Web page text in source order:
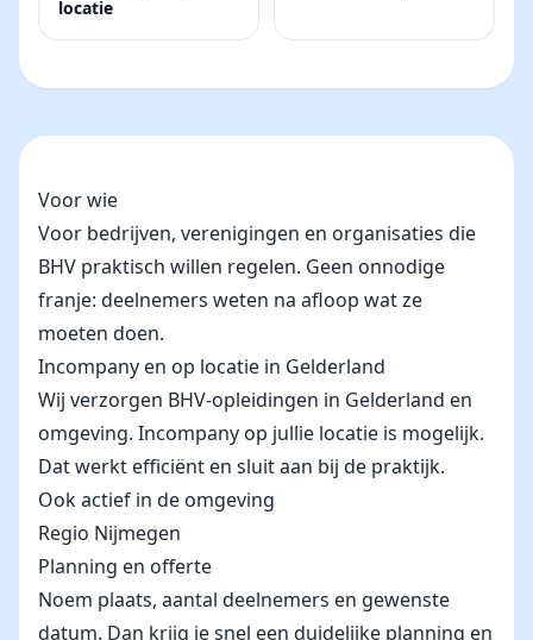
locatie
Voor wie
Voor bedrijven, verenigingen en organisaties die
BHV praktisch willen regelen. Geen onnodige
franje: deelnemers weten na afloop wat ze
moeten doen.
Incompany en op locatie in Gelderland
Wij verzorgen BHV-opleidingen in Gelderland en
omgeving. Incompany op jullie locatie is mogelijk.
Dat werkt efficiënt en sluit aan bij de praktijk.
Ook actief in de omgeving
Regio Nijmegen
Planning en offerte
Noem plaats, aantal deelnemers en gewenste
datum. Dan krijg je snel een duidelijke planning en